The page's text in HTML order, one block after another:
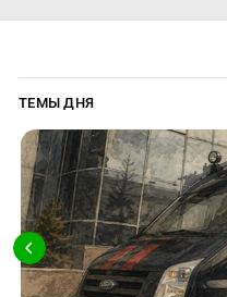
ТЕМЫ ДНЯ